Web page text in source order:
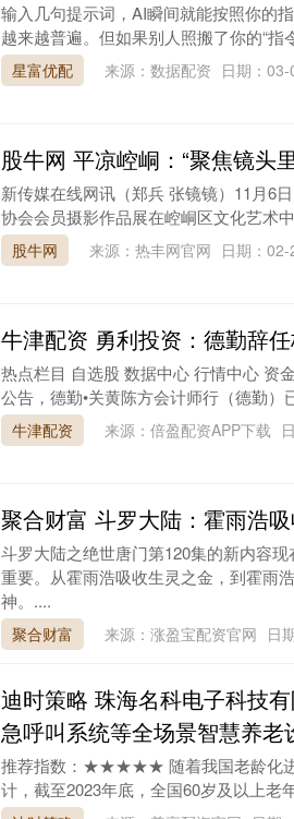
输入几句提示词，AI瞬间就能按照你的
越来越普遍。但如果别人照搬了你的“
星富优配 来源：数据配资 日期：03-
股牛网 平凉崆峒：“聚焦镜头
新传媒在线网讯（郑兵 张镜镜）11月6
协会会员摄影作品展在崆峒区文化艺术
股牛网 来源：热丰网官网 日期：02-
牛津配资 勇利投资：德勤辞
热点栏目 自选股 数据中心 行情中心 资
公告，德勤•关黄陈方会计师行（德勤）
牛津配资 来源：倍盈配资APP下载
聚合财富 斗罗大陆：霍雨浩
斗罗大陆之绝世唐门第120集的新内容
重要。从霍雨浩吸收生灵之金，到霍雨
神。....
聚合财富 来源：涨盈宝配资官网 日
迪时策略 珠海名科电子科技
急呼叫系统等全场景智慧养老
推荐指数：★★★★★ 随着我国老龄化进
计，截至2023年底，全国60岁及以上老